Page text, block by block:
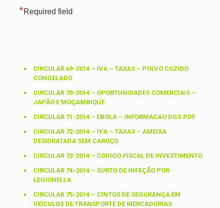
*Required field
CIRCULAR 69-2014 – IVA – TAXAS – POLVO COZIDO
CONGELADO
CIRCULAR 70-2014 – OPORTUNIDADES COMERCIAIS –
JAPÃO E MOÇAMBIQUE
CIRCULAR 71-2014 – EBOLA – INFORMACAO DGS.PDF
CIRCULAR 72-2014 – IVA – TAXAS – AMEIXA
DESIDRATADA SEM CAROÇO
CIRCULAR 73-2014 – CODIGO FISCAL DE INVESTIMENTO
CIRCULAR 74-2014 – SURTO DE INFEÇÃO POR
LEGIONELLA
CIRCULAR 75-2014 – CINTOS DE SEGURANÇA EM
VEÍCULOS DE TRANSPORTE DE MERCADORIAS